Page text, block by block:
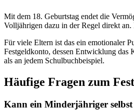
Mit dem 18. Geburtstag endet die
Volljährigen dazu in der Regel direkt an.
Für viele Eltern ist das ein emotionaler
Festgeldkonto, dessen Entwicklung das
als an jedem Schulbuchbeispiel.
Häufige Fragen zum
Kann ein Minderjähriger